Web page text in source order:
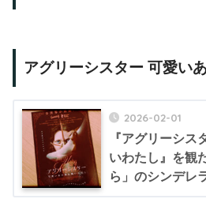
アグリーシスター 可愛い
2026-02-01
『アグリーシス
いわたし』を観
ら」のシンデレ